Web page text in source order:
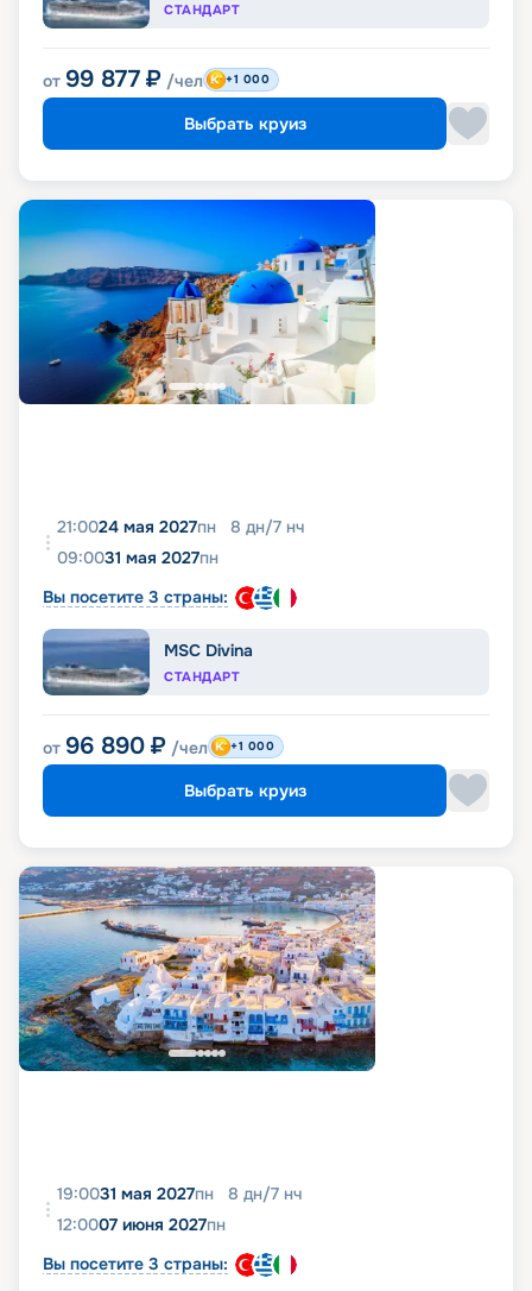
СТАНДАРТ
от 99 877 ₽ /чел +1 000
Выбрать круиз
21:0024 мая 2027пн 8 дн/7 нч
09:0031 мая 2027пн
Вы посетите 3 страны:
MSC Divina
СТАНДАРТ
от 96 890 ₽ /чел +1 000
Выбрать круиз
19:0031 мая 2027пн 8 дн/7 нч
12:0007 июня 2027пн
Вы посетите 3 страны: